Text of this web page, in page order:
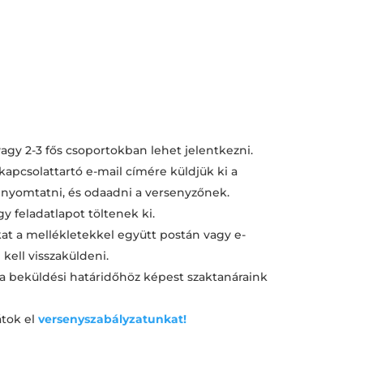
2-3 fős csoportokban lehet jelentkezni.
e-mail címére küldjük ki a
és odaadni a versenyzőnek.
feladatlapot töltenek ki.
a mellékletekkel együtt postán vagy e-
kell visszaküldeni.
beküldési határidőhöz képest szaktanáraink
el versenyszabályzatunkat!